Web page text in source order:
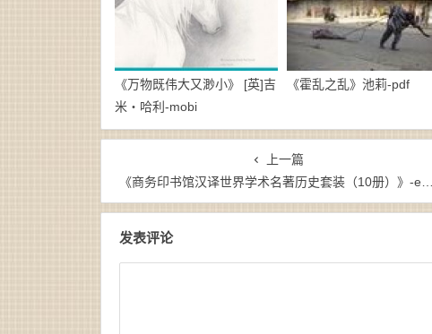
《万物既伟大又渺小》 [英]吉
米・哈利-mobi
《霍乱之乱》池莉-pdf
上一篇
《商务印书馆汉译世界学术名著历史套装（10册）》-epub+mobi+azw3
发表评论